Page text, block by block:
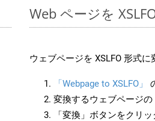
Web ページを
ウェブページを XSLFO 形式
「Webpage to XSLFO」
変換するウェブページの
「変換」ボタンをクリ